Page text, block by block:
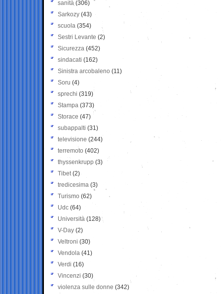
sanità (306)
Sarkozy (43)
scuola (354)
Sestri Levante (2)
Sicurezza (452)
sindacati (162)
Sinistra arcobaleno (11)
Soru (4)
sprechi (319)
Stampa (373)
Storace (47)
subappalti (31)
televisione(244)
terremoto (402)
thyssenkrupp (3)
Tibet(2)
tredicesima (3)
Turismo (62)
Udc (64)
Università (128)
V-Day (2)
Veltroni (30)
Vendola (41)
Verdi (16)
Vincenzi (30)
violenza sulle donne (342)